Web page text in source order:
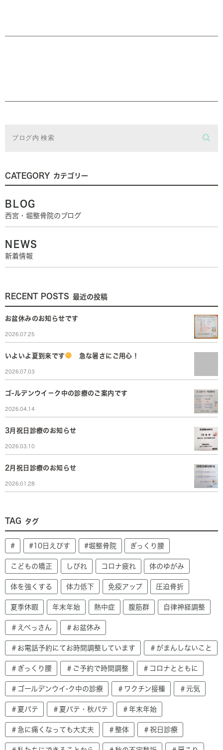
CATEGORY カテゴリー
BLOG
西宮・堀整骨院のブログ
NEWS
新着情報
RECENT POSTS 最近の投稿
お盆休みのお知らせです
2026.07.25
いよいよ夏到来です 急な暑さにご用心！
2026.07.03
ゴ-ルデンウイ－ク中の診療のご案内です
2026.04.14
3月祝日診療のお知らせ
2026.03.10
2月祝日診療のお知らせ
2026.01.28
TAG タグ
# #10日えびす #堀整骨院 ぎっくり腰
こどもの矯正 しびれ コロナ疲れ 体のゆがみ
体を強くする 体力低下 免疫アップ 圧迫骨折
夏季休暇 年末年始 熱中症 腹筋群 自律神経調整
＃えべっさん ＃お盆休み
＃お電話予約にてお時間調整しています ＃がまんしないこと
＃ぎっくり腰 ＃ご予約で時間調整 ＃コロナとともに
＃ゴールデンウイ-ク中の診療 ＃ワクチン接種 ＃元気
＃夏バテ ＃夏バテ・秋バテ ＃年末年始
＃急に痛くなっても大丈夫 ＃整体 ＃祝日診療